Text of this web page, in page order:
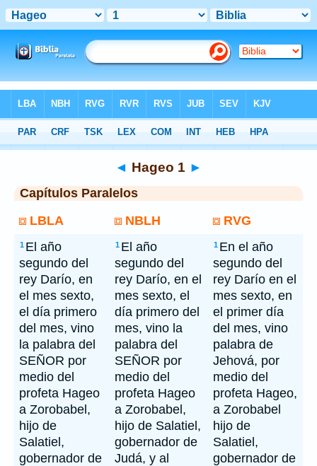
> Hageo 1
◄ Hageo 1 ►
Capítulos Paralelos
LBLA
NBLH RVG
1 El año
segundo del
rey Darío, en
el mes sexto,
el día primero
del mes, vino
la palabra del
SEÑOR por
medio del
profeta Hageo
a Zorobabel,
hijo de
Salatiel,
gobernador de
1 El año
segundo del
rey Darío, en el
mes sexto, el
día primero del
mes, vino la
palabra del
SEÑOR por
medio del
profeta Hageo
a Zorobabel,
hijo de Salatiel,
gobernador de
Judá, y al
1 En el año
segundo del
rey Darío en el
mes sexto, en
el primer día
del mes, vino
palabra de
Jehová, por
medio del
profeta Hageo,
a Zorobabel
hijo de
Salatiel,
gobernador de